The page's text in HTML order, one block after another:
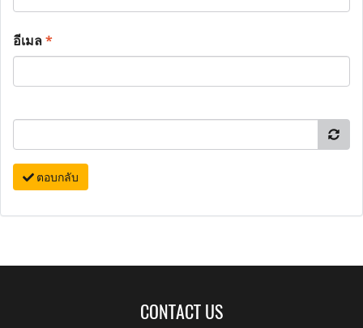
อีเมล*
ตอบกลับ
CONTACT US